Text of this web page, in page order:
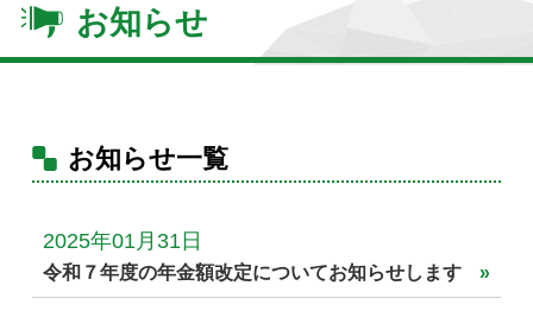
お知らせ
お知らせ一覧
2025年01月31日
令和７年度の年金額改定についてお知らせします